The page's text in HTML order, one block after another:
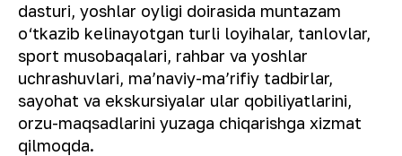
dasturi, yoshlar oyligi doirasida muntazam
o‘tkazib kelinayotgan turli loyihalar, tanlovlar,
sport musobaqalari, rahbar va yoshlar
uchrashuvlari, maʼnaviy-maʼrifiy tadbirlar,
sayohat va ekskursiyalar ular qobiliyatlarini,
orzu-maqsadlarini yuzaga chiqarishga xizmat
qilmoqda.